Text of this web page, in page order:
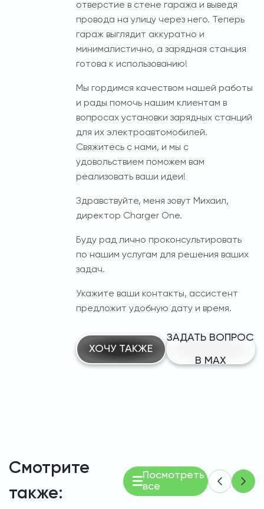
отверстие в стене гаража и выведя
провода на улицу через него. Теперь
гараж выглядит аккуратно и
минималистично, а зарядная станция
готова к использованию!
Мы гордимся качеством нашей работы
и рады помочь нашим клиентам в
вопросах установки зарядных станций
для их электроавтомобилей.
Свяжитесь с нами, и мы с
удовольствием поможем вам
реализовать ваши идеи!
Здравствуйте, меня зовут Михаил,
директор Charger One.
Буду рад лично проконсультировать
по нашим услугам для решения ваших
задач.
Укажите ваши контакты, ассистент
предложит удобную дату и время.
ХОЧУ ТАКЖЕ
ЗАДАТЬ ВОПРОС
В MAX
Смотрите
также:
Посмотреть
все